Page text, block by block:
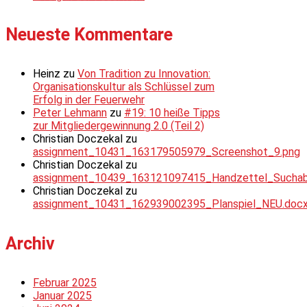
Neueste Kommentare
Heinz zu Von Tradition zu Innovation:
Organisationskultur als Schlüssel zum
Erfolg in der Feuerwehr
Peter Lehmann zu #19: 10 heiße Tipps
zur Mitgliedergewinnung 2.0 (Teil 2)
Christian Doczekal zu
assignment_10431_163179505979_Screenshot_9.png
Christian Doczekal zu
Christian Doczekal zu
Archiv
Februar 2025
Januar 2025